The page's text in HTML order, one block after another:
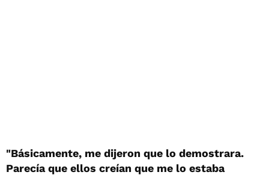
"Básicamente, me dijeron que lo demostrara.
Parecía que ellos creían que me lo estaba